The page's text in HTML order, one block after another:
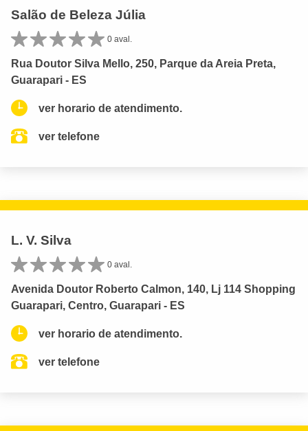
Salão de Beleza Júlia
0 aval.
Rua Doutor Silva Mello, 250, Parque da Areia Preta,
Guarapari - ES
ver horario de atendimento.
ver telefone
L. V. Silva
0 aval.
Avenida Doutor Roberto Calmon, 140, Lj 114 Shopping
Guarapari, Centro, Guarapari - ES
ver horario de atendimento.
ver telefone